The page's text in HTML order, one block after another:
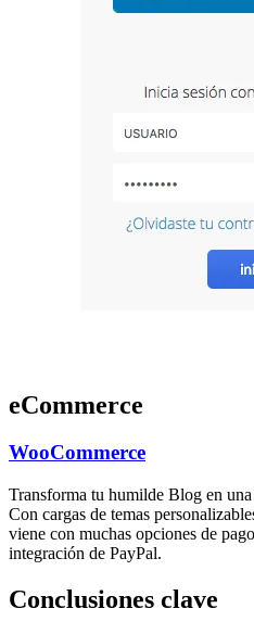
eCommerce
WooCommerce
Transforma tu humilde Blog en
Con cargas de temas
viene con muchas opciones de
integración de PayPal.
Conclusiones clave